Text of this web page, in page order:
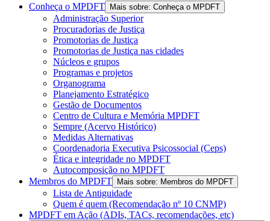
Conheça o MPDFT Mais sobre: Conheça o MPDFT
Administração Superior
Procuradorias de Justiça
Promotorias de Justiça
Promotorias de Justiça nas cidades
Núcleos e grupos
Programas e projetos
Organograma
Planejamento Estratégico
Gestão de Documentos
Centro de Cultura e Memória MPDFT
Sempre (Acervo Histórico)
Medidas Alternativas
Coordenadoria Executiva Psicossocial (Ceps)
Ética e integridade no MPDFT
Autocomposição no MPDFT
Membros do MPDFT
Mais sobre: Membros do MPDFT
Lista de Antiguidade
Quem é quem (Recomendação nº 10 CNMP)
MPDFT em Ação (ADIs, TACs, recomendações, etc)